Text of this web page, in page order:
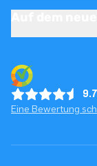
Eine Bewertung